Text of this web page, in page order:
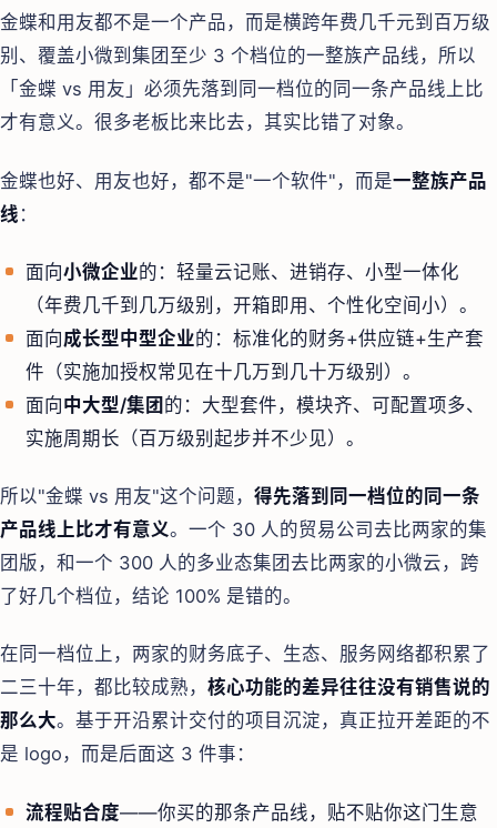
金蝶和用友都不是一个产品，而是横跨年费几千元到百万级
别、覆盖小微到集团至少 3 个档位的一整族产品线，所以
「金蝶 vs 用友」必须先落到同一档位的同一条产品线上比
才有意义。很多老板比来比去，其实比错了对象。
金蝶也好、用友也好，都不是"一个软件"，而是一整族产品
线 ：
面向小微企业的：轻量云记账、进销存、小型一体化
（年费几千到几万级别，开箱即用、个性化空间小）。
面向成长型中型企业的：标准化的财务+供应链+生产套
件（实施加授权常见在十几万到几十万级别）。
面向中大型/集团 的：大型套件，模块齐、可配置项多、
实施周期长（百万级别起步并不少见）。
所以"金蝶 vs 用友"这个问题， 得先落到同一档位的同一条
产品线上比才有意义。一个 30 人的贸易公司去比两家的集
团版，和一个 300 人的多业态集团去比两家的小微云，跨
了好几个档位，结论 100% 是错的。
在同一档位上，两家的财务底子、生态、服务网络都积累了
二三十年，都比较成熟， 核心功能的差异往往没有销售说的
那么大。基于开沿累计交付的项目沉淀，真正拉开差距的不
是 logo，而是后面这 3 件事：
流程贴合度——你买的那条产品线，贴不贴你这门生意